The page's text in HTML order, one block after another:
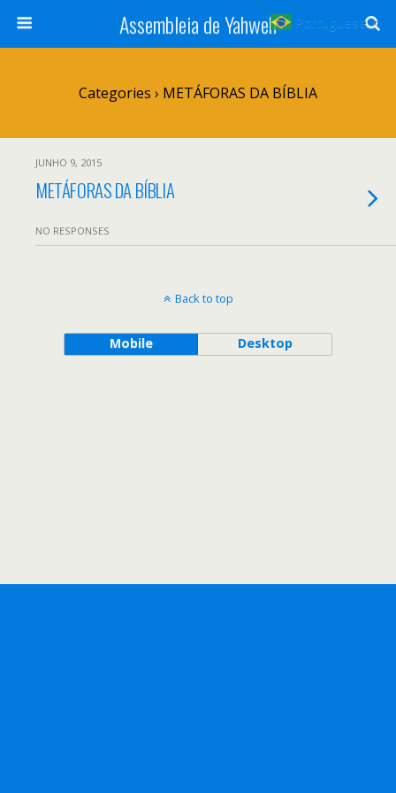
Assembleia de Yahweh
Categories › METÁFORAS DA BÍBLIA
JUNHO 9, 2015
METÁFORAS DA BÍBLIA
NO RESPONSES
Back to top
Mobile Desktop
Portuguese ▼